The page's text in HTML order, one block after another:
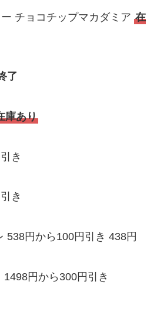
ー チョコチップマカダミア在
了
庫あり
き
き
538円から100円引き 438円
円から300円引き